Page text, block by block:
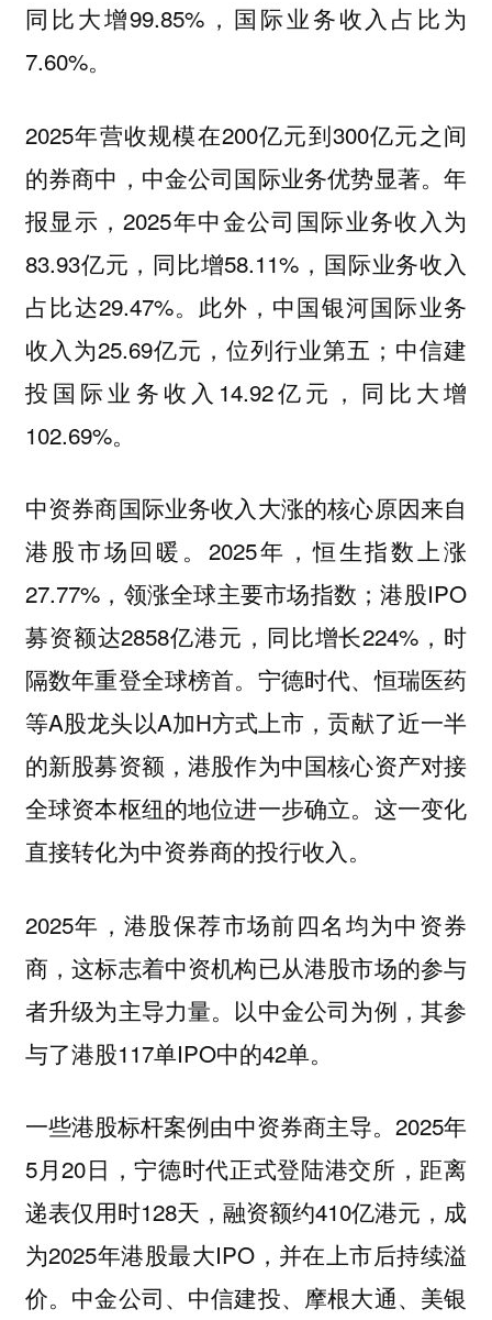
同比大增99.85%，国际业务收入占比为
7.60%。
2025年营收规模在200亿元到300亿元之间
的券商中，中金公司国际业务优势显著。年
报显示，2025年中金公司国际业务收入为
83.93亿元，同比增58.11%，国际业务收入
占比达29.47%。此外，中国银河国际业务
收入为25.69亿元，位列行业第五；中信建
投国际业务收入14.92亿元，同比大增
102.69%。
中资券商国际业务收入大涨的核心原因来自
港股市场回暖。2025年，恒生指数上涨
27.77%，领涨全球主要市场指数；港股IPO
募资额达2858亿港元，同比增长224%，时
隔数年重登全球榜首。宁德时代、恒瑞医药
等A股龙头以A加H方式上市，贡献了近一半
的新股募资额，港股作为中国核心资产对接
全球资本枢纽的地位进一步确立。这一变化
直接转化为中资券商的投行收入。
2025年，港股保荐市场前四名均为中资券
商，这标志着中资机构已从港股市场的参与
者升级为主导力量。以中金公司为例，其参
与了港股117单IPO中的42单。
一些港股标杆案例由中资券商主导。2025年
5月20日，宁德时代正式登陆港交所，距离
递表仅用时128天，融资额约410亿港元，成
为2025年港股最大IPO，并在上市后持续溢
价。中金公司、中信建投、摩根大通、美银